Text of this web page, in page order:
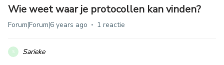
Wie weet waar je protocollen kan vinden?
Forum|Forum|6 years ago 1 reactie
S
Sarieke